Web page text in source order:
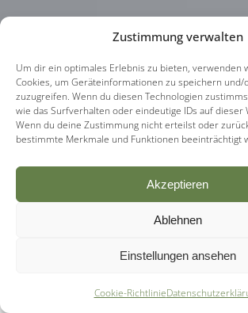
Zustimmung verwalten
Um dir ein optimales Erlebnis zu bieten, verwenden
Cookies, um Geräteinformationen zu speichern und/
zuzugreifen. Wenn du diesen Technologien
wie das Surfverhalten oder eindeutige IDs auf dieser
Wenn du deine Zustimmung nicht erteilst oder
bestimmte Merkmale und Funktionen beeinträchtigt
Akzeptieren
Ablehnen
Einstellungen ansehen
Cookie-Richtlinie